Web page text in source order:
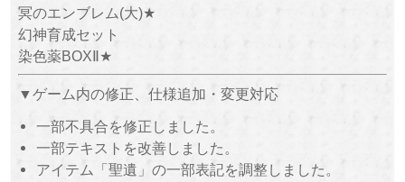
冥のエンブレム(大)★
幻神育成セット
染色薬BOXⅡ★
▼ゲーム内の修正、仕様追加・変更対応
一部不具合を修正しました。
一部テキストを改善しました。
アイテム「聖遺」の一部表記を調整しました。